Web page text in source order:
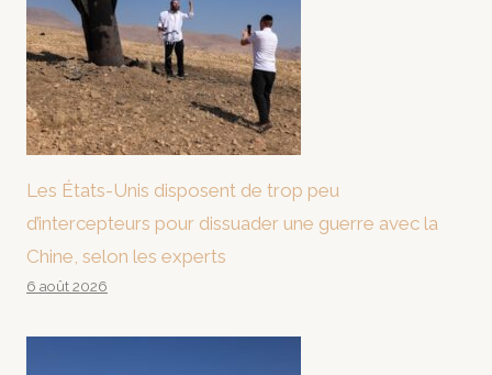
Les États-Unis disposent de trop peu
d’intercepteurs pour dissuader une guerre avec la
Chine, selon les experts
6 août 2026